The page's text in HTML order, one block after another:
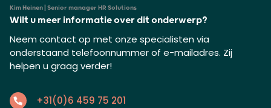
Kim Heinen | Senior manager HR Solutions
Wilt u meer informatie over dit onderwerp?
Neem contact op met onze specialisten via
onderstaand telefoonnummer of e-mailadres. Zij
helpen u graag verder!
+31(0)6 459 75 201